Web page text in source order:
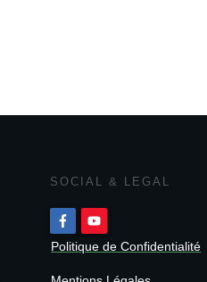
SOCIAL & LEGAL
Politique de Confidentialité